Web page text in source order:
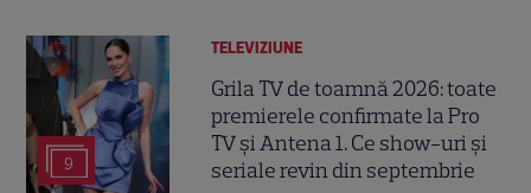
9
TELEVIZIUNE
Grila TV de toamnă 2026: toate
premierele confirmate la Pro
TV și Antena 1. Ce show-uri și
seriale revin din septembrie